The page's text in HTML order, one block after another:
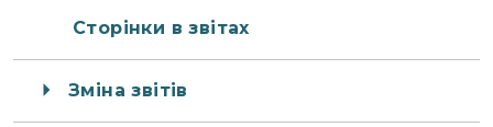
Сторінки в звітах
Зміна звітів